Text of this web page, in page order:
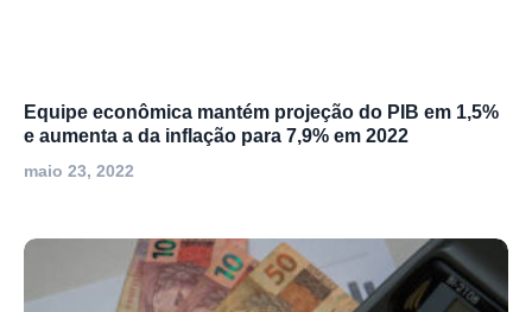
Equipe econômica mantém projeção do PIB em 1,5%
e aumenta a da inflação para 7,9% em 2022
maio 23, 2022